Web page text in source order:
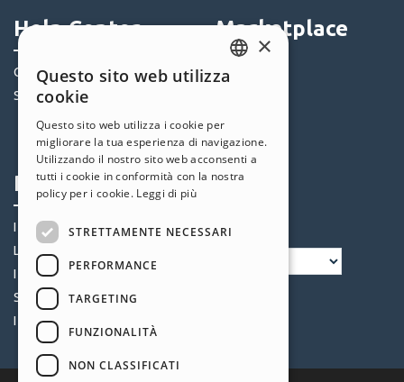
Help Center
Community
Siti Utenti
Marketplace
Templates
Offerte
Profilo
I miei post
Le mie Licenze
I miei Download
Spazio Web
I miei Crediti
Seguici
ENGLISH
GERMAN
SPANISH
POLISH
×
Questo sito web utilizza
cookie
Questo sito web utilizza i cookie per
migliorare la tua esperienza di navigazione.
Utilizzando il nostro sito web acconsenti a
tutti i cookie in conformità con la nostra
policy per i cookie. Leggi di più
STRETTAMENTE NECESSARI
PERFORMANCE
TARGETING
FUNZIONALITÀ
NON CLASSIFICATI